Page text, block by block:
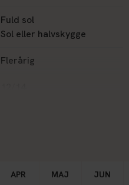
Fuld sol
Sol eller halvskygge
Flerårig
APR MAJ JUN